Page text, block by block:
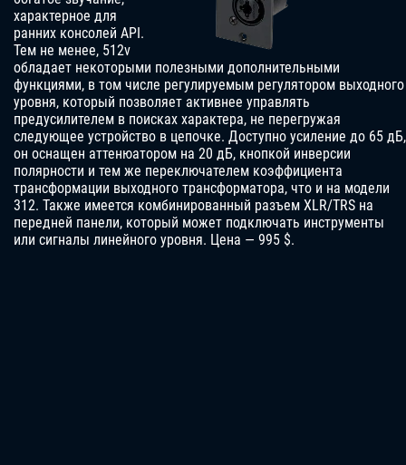
характерное для
ранних консолей API.
Тем не менее, 512v
обладает некоторыми полезными дополнительными
функциями, в том числе регулируемым регулятором выходного
уровня, который позволяет активнее управлять
предусилителем в поисках характера, не перегружая
следующее устройство в цепочке. Доступно усиление до 65 дБ,
он оснащен аттенюатором на 20 дБ, кнопкой инверсии
полярности и тем же переключателем коэффициента
трансформации выходного трансформатора, что и на модели
312. Также имеется комбинированный разъем XLR/TRS на
передней панели, который может подключать инструменты
или сигналы линейного уровня. Цена — 995 $.